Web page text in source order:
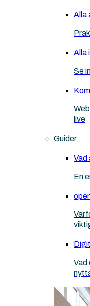
Alla
Alla
Se
live
Guider
Vad
En
Vad